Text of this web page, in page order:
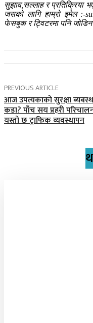
सुझाव,सल्लाह र प्रतिक्रिया भए
जसको लागि हाम्रो इमेल :-
फेसबुक र ट्विटरमा पनि
PREVIOUS ARTICLE
आज उपत्यकाको सुरक्षा
कडा? पाँच सय प्रहरी
यस्तो छ ट्राफिक व्यवस्थापन